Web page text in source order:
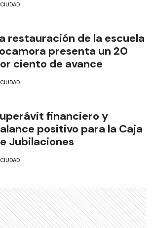
CIUDAD
restauración de la escuela
presenta un 20
ciento de avance
CIUDAD
financiero y
positivo para la Caja
Jubilaciones
CIUDAD